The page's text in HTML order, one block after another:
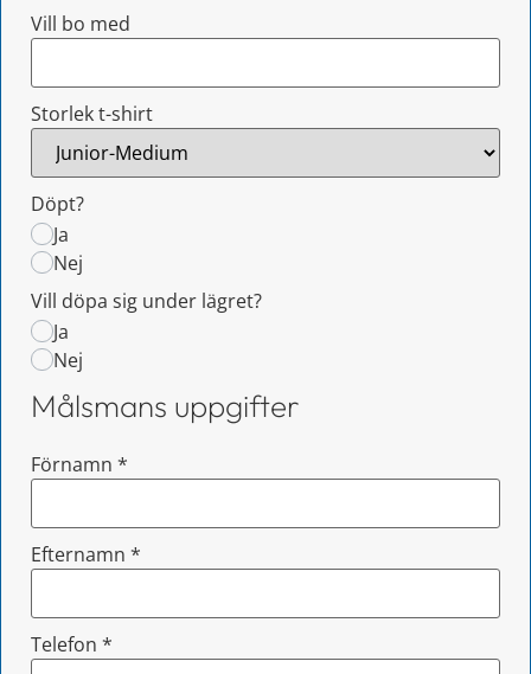
Vill bo med
Storlek t-shirt
Döpt?
Ja
Nej
Vill döpa sig under lägret?
Ja
Nej
Målsmans uppgifter
Förnamn *
Efternamn *
Telefon *